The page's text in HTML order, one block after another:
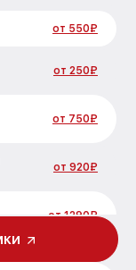
от 550₽
от 250₽
от 750₽
от 920₽
от 1290₽